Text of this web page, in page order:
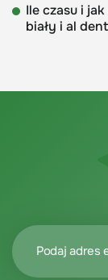
Ile czasu i
biały i al